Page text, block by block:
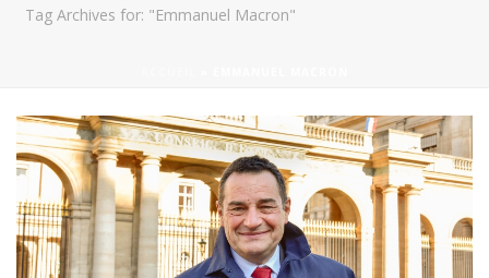
Tag Archives for: "Emmanuel Macron"